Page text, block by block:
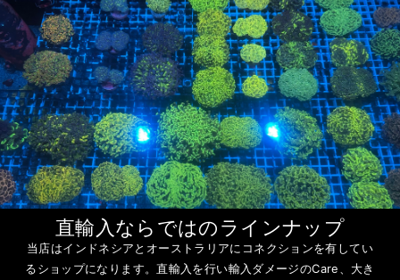
直輸入ならではのラインナップ
当店はインドネシアとオーストラリアにコネクションを有してい
るショップになります。直輸入を行い輸入ダメージのCare、大き